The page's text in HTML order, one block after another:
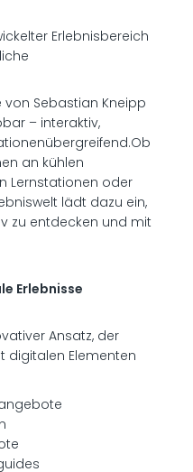
Erlebnisbereich
von Sebastian Kneipp
– interaktiv,
an kühlen
Lernstationen oder
lädt dazu ein,
zu entdecken und mit
Erlebnisse
Ansatz, der
digitalen Elementen